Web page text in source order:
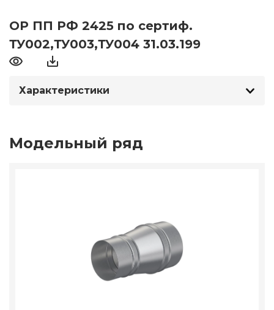
ОР ПП РФ 2425 по сертиф.
ТУ002,ТУ003,ТУ004 31.03.199
Характеристики
Модельный ряд